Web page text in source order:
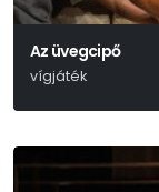
Az üvegcipő
vígjáték